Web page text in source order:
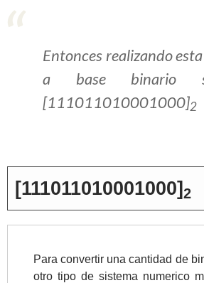
ligadas (LSL, LSLC, LDL, LDLC) Ξ
Matrices dispersas Ξ
Representación de grafos.
Estructuras de Datos II
[Ingresar]
Axiomatización Ξ Tablas de decisión
Entonces realizando
a base binario
[111011010001000]2
[111011010001000]2
Para convertir una cantidad de
otro tipo de sistema numerico